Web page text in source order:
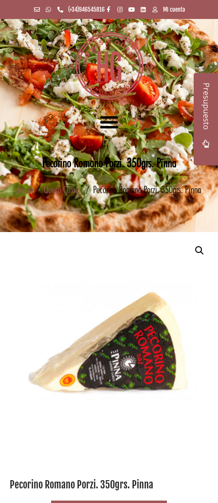
(+34)946545816 Mi cuenta
Pecorino Romano Porzi. 350grs. Pinna
Inicio/Queso Curado/ Pecorino Romano Porzi. 350grs. Pinna
Pecorino Romano Porzi. 350grs. Pinna
Presupuesto